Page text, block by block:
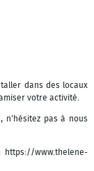
dans des locaux
votre activité.
n'hésitez pas à nous
www.thelene-